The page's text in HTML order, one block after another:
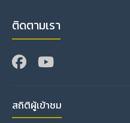
ติดตามเรา
สถิติผู้เข้าชม